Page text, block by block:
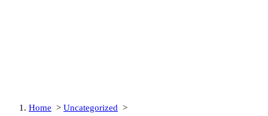
Home > Uncategorized >